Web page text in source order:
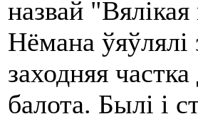
назвай
Нёмана
заходняя
балота. Былі і